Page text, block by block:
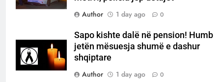
Author
1 day ago 0
Sapo kishte dalë në pension! Humb
jetën mësuesja shumë e dashur
shqiptare
Author
1 day ago 0